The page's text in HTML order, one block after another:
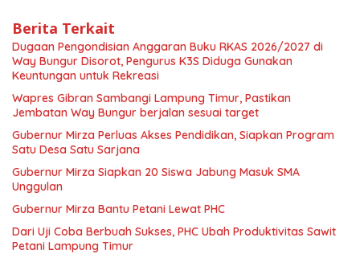
Berita Terkait
Dugaan Pengondisian Anggaran Buku RKAS 2026/2027 di
Way Bungur Disorot, Pengurus K3S Diduga Gunakan
Keuntungan untuk Rekreasi
Wapres Gibran Sambangi Lampung Timur, Pastikan
Jembatan Way Bungur berjalan sesuai target
Gubernur Mirza Perluas Akses Pendidikan, Siapkan Program
Satu Desa Satu Sarjana
Gubernur Mirza Siapkan 20 Siswa Jabung Masuk SMA
Unggulan
Gubernur Mirza Bantu Petani Lewat PHC
Dari Uji Coba Berbuah Sukses, PHC Ubah Produktivitas Sawit
Petani Lampung Timur